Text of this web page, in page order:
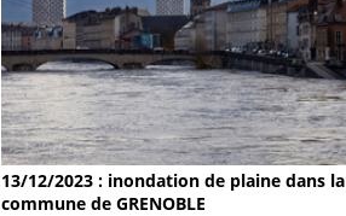
13/12/2023 : inondation de plaine dans la
commune de GRENOBLE